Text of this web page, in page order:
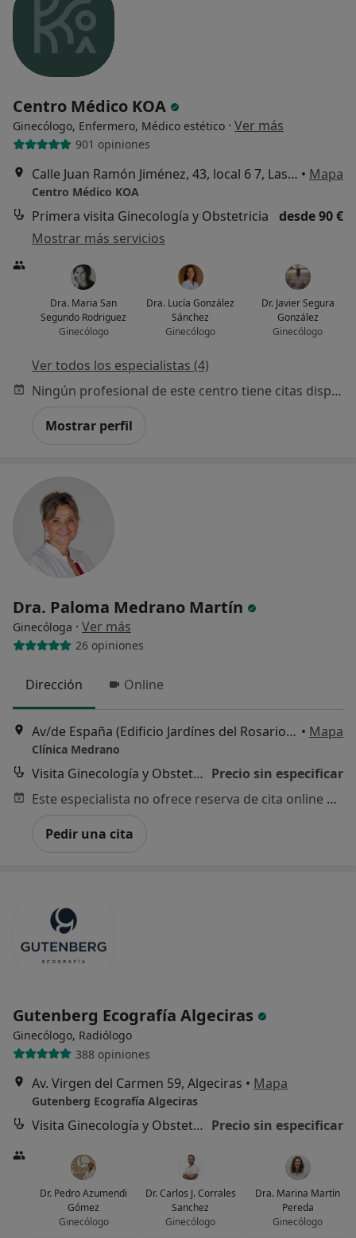
Centro Médico KOA
Ginecólogo, Enfermero, Médico estético · Ver más
901 opiniones
Calle Juan Ramón Jiménez, 43, local 6 7, Las Palmas de Gran Canaria • Mapa
Centro Médico KOA
Primera visita Ginecología y Obstetricia
desde 90 €
Mostrar más servicios
Dra. Maria San
Segundo Rodriguez
Ginecólogo
Dra. Lucía González
Sánchez
Ginecólogo
Dr. Javier Segura
González
Ginecólogo
Ver todos los especialistas (4)
Ningún profesional de este centro tiene citas disponibles
Mostrar perfil
Dra. Paloma Medrano Martín
Ginecóloga · Ver más
26 opiniones
Dirección Online
Av/de España (Edificio Jardínes del Rosario bloq. 6), Algeciras • Mapa
Clínica Medrano
Visita Ginecología y Obstetricia Precio sin especificar
Este especialista no ofrece reserva de cita online en esta dirección.
Pedir una cita
Gutenberg Ecografía Algeciras
Ginecólogo, Radiólogo
388 opiniones
Av. Virgen del Carmen 59, Algeciras • Mapa
Gutenberg Ecografía Algeciras
Visita Ginecología y Obstetricia Precio sin especificar
Dr. Pedro Azumendi
Gómez
Ginecólogo
Dr. Carlos J. Corrales
Sanchez
Ginecólogo
Dra. Marina Martín
Pereda
Ginecólogo